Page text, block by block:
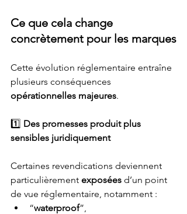
Ce que cela change
concrètement pour les marques
Cette évolution réglementaire entraîne
plusieurs conséquences
opérationnelles majeures.
1️⃣ Des promesses produit plus
sensibles juridiquement
Certaines revendications deviennent
particulièrement exposées d’un point
de vue réglementaire, notamment :
“waterproof”,